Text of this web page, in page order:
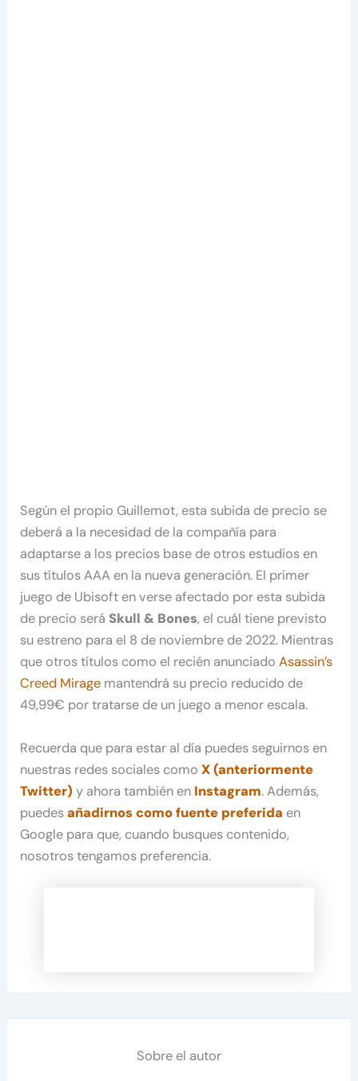
Según el propio Guillemot, esta subida de precio se
deberá a la necesidad de la compañía para
adaptarse a los precios base de otros estudios en
sus títulos AAA en la nueva generación. El primer
juego de Ubisoft en verse afectado por esta subida
de precio será Skull & Bones, el cuál tiene previsto
su estreno para el 8 de noviembre de 2022. Mientras
que otros títulos como el recién anunciadoAsassin’s
Creed Mirage mantendrá su precio reducido de
49,99€ por tratarse de un juego a menor escala.
Recuerda que para estar al día puedes seguirnos en
nuestras redes sociales comoX (anteriormente
Twitter) y ahora también en Instagram. Además,
puedesañadirnos como fuente preferida en
Google para que, cuando busques contenido,
nosotros tengamos preferencia.
Sobre el autor